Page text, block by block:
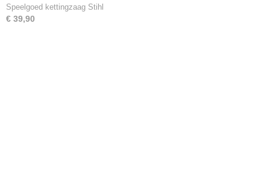
Speelgoed kettingzaag Stihl
€ 39,90